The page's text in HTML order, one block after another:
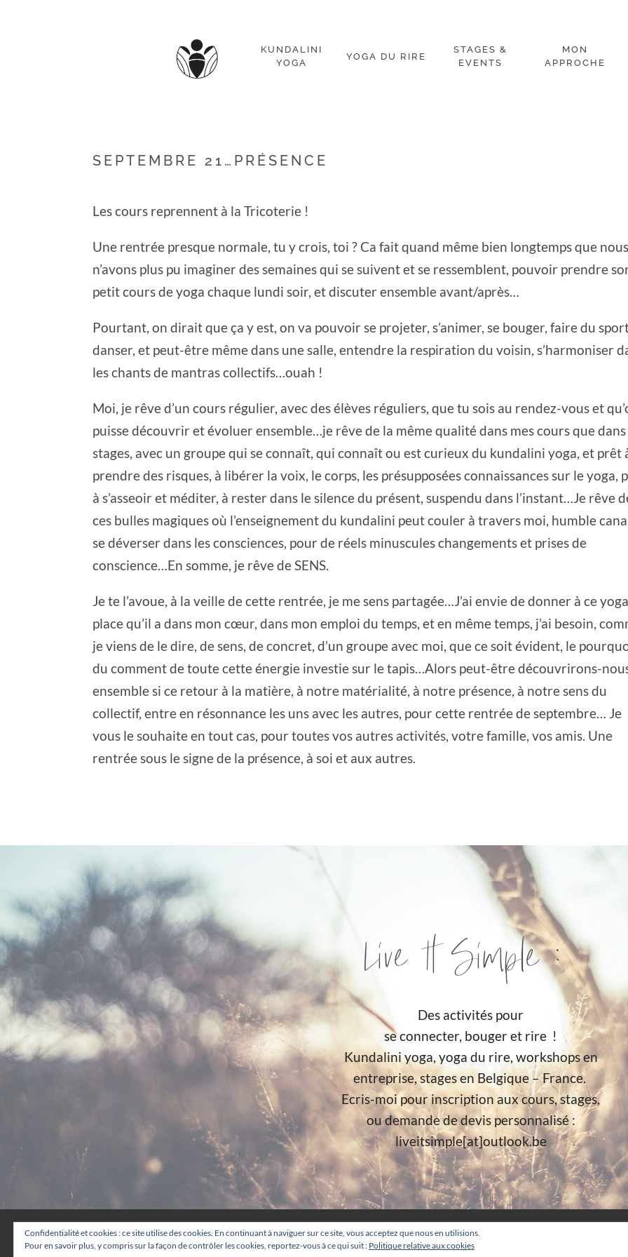
KUNDALINI
YOGA
YOGA DU RIRE
STAGES &
EVENTS
MON
APPROCHE
SEPTEMBRE 21…PRÉSENCE
Les cours reprennent à la Tricoterie !
Une rentrée presque normale, tu y crois, toi ? Ca fait quand même bien longtemps que nous
n’avons plus pu imaginer des semaines qui se suivent et se ressemblent, pouvoir prendre
petit cours de yoga chaque lundi soir, et discuter ensemble avant/après…
Pourtant, on dirait que ça y est, on va pouvoir se projeter, s’animer, se bouger, faire du
danser, et peut-être même dans une salle, entendre la respiration du voisin, s’harmoniser
les chants de mantras collectifs…ouah !
Moi, je rêve d’un cours régulier, avec des élèves réguliers, que tu sois au rendez-vous et
puisse découvrir et évoluer ensemble…je rêve de la même qualité dans mes cours que dans
stages, avec un groupe qui se connaît, qui connaît ou est curieux du kundalini yoga, et prêt
prendre des risques, à libérer la voix, le corps, les présupposées connaissances sur le yoga,
à s’asseoir et méditer, à rester dans le silence du présent, suspendu dans l’instant…Je rêve
ces bulles magiques où l’enseignement du kundalini peut couler à travers moi, humble
se déverser dans les consciences, pour de réels minuscules changements et prises de
conscience…En somme, je rêve de SENS.
Je te l’avoue, à la veille de cette rentrée, je me sens partagée…J’ai envie de donner à ce
place qu’il a dans mon cœur, dans mon emploi du temps, et en même temps, j’ai besoin,
je viens de le dire, de sens, de concret, d’un groupe avec moi, que ce soit évident, le
du comment de toute cette énergie investie sur le tapis…Alors peut-être découvrirons-
ensemble si ce retour à la matière, à notre matérialité, à notre présence, à notre sens du
collectif, entre en résonnance les uns avec les autres, pour cette rentrée de septembre… Je
vous le souhaite en tout cas, pour toutes vos autres activités, votre famille, vos amis. Une
rentrée sous le signe de la présence, à soi et aux autres.
Live It Simple :
Des activités pour
se connecter, bouger et rire !
Kundalini yoga, yoga du rire, workshops en
entreprise, stages en Belgique – France.
Ecris-moi pour inscription aux cours, stages,
ou demande de devis personnalisé :
liveitsimple[at]outlook.be
© A.S.B.L Live It Simple – tous droits réservés.
Confidentialité et cookies : ce site utilise des cookies. En continuant à naviguer sur ce site, vous acceptez que nous en utilisions.
Pour en savoir plus, y compris sur la façon de contrôler les cookies, reportez-vous à ce qui suit : Politique relative aux cookies